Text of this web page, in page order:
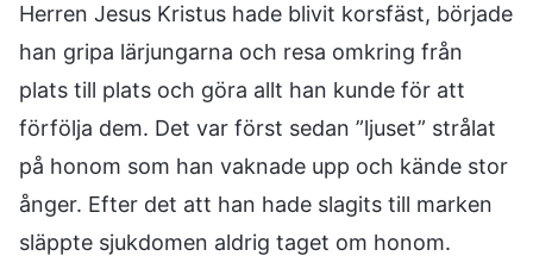
Herren Jesus Kristus hade blivit korsfäst, började
han gripa lärjungarna och resa omkring från
plats till plats och göra allt han kunde för att
förfölja dem. Det var först sedan ”ljuset” strålat
på honom som han vaknade upp och kände stor
ånger. Efter det att han hade slagits till marken
släppte sjukdomen aldrig taget om honom.